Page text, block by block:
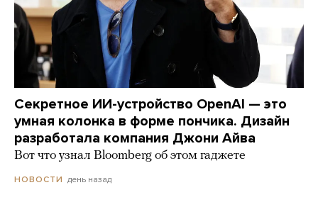
Секретное ИИ-устройство OpenAI — это
умная колонка в форме пончика. Дизайн
разработала компания Джони Айва
Вот что узнал Bloomberg об этом гаджете
НОВОСТИ день назад